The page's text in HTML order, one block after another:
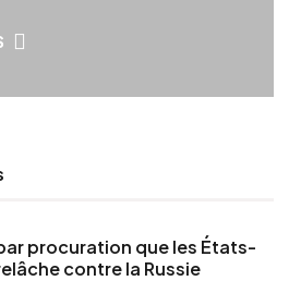
procuration que les États-
contre la Russie